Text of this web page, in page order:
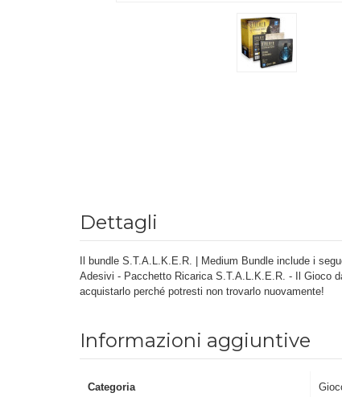
Dettagli
Il bundle S.T.A.L.K.E.R. | Medium Bundle include i
Adesivi - Pacchetto Ricarica S.T.A.L.K.E.R. - Il Gioco
acquistarlo perché potresti non trovarlo nuovamente!
Informazioni aggiuntive
Categoria